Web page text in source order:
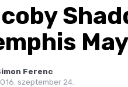
Ferenc
szeptember 24.